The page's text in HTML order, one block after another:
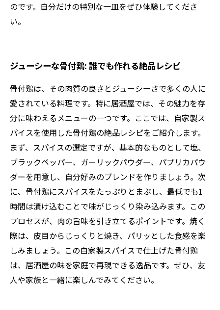
のです。自分だけの特別な一皿をぜひ体験してくださ
い。
ジューシーな骨付鶏: 誰でも作れる絶品レシピ
骨付鶏は、その肉質の良さとジューシーさで多くの人に
愛されている料理です。特に居酒屋では、その魅力を存
分に味わえるメニューの一つです。ここでは、自家製ス
パイスを使用した骨付鶏の絶品レシピをご紹介します。
まず、スパイスの選定ですが、基本的なものとして塩、
ブラックペッパー、ガーリックパウダー、パプリカパウ
ダーを用意し、自分好みのブレンドを作りましょう。次
に、骨付鶏にスパイスをたっぷりとまぶし、最低でも1
時間は漬け込むことで味がじっくり染み込みます。この
プロセスが、肉の旨味を引き立てるポイントです。焼く
際は、皮目からじっくりと焼き、パリッとした食感を楽
しみましょう。この自家製スパイスで仕上げた骨付鶏
は、居酒屋の味を家庭で再現できる逸品です。ぜひ、友
人や家族と一緒に楽しんでみてください。